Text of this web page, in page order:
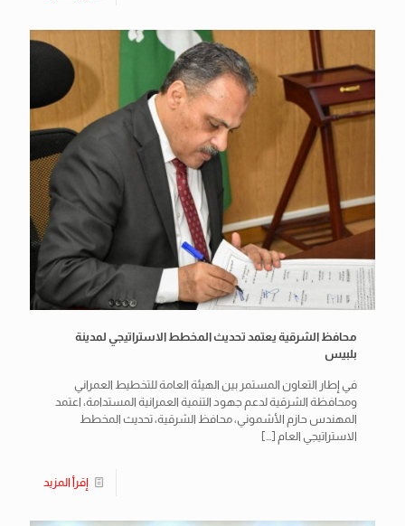
محافظ الشرقية يعتمد تحديث المخطط الاستراتيجي لمدينة
بلبيس
في إطار التعاون المستمر بين الهيئة العامة للتخطيط العمراني
ومحافظة الشرقية لدعم جهود التنمية العمرانية المستدامة، اعتمد
المهندس حازم الأشموني، محافظ الشرقية، تحديث المخطط
الاستراتيجي العام […]
إقرأ المزيد